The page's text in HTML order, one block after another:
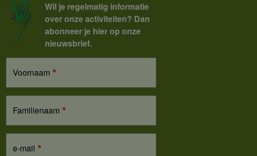
Wil je regelmatig informatie
over onze activiteiten? Dan
abonneer je hier op onze
nieuwsbrief.
Voornaam
Familienaam
e-mail